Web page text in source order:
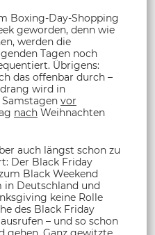
Boxing-Day-Shopping
geworden, denn wie
werden die
Tagen noch
Übrigens:
das offenbar durch –
wird in
vor
nach Weihnachten
auch längst schon zu
Der Black Friday
Black Weekend
in Deutschland und
keine Rolle
des Black Friday
– und so schon